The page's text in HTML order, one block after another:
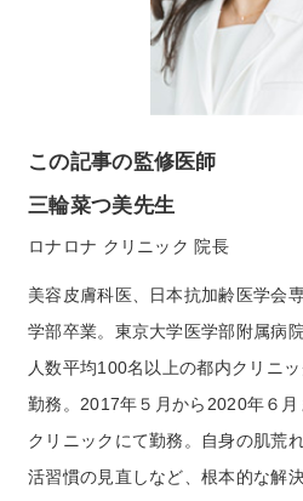
美肌ステファニー
PHYSIOGEL
バーチャル工場見学
ヘルプ
この記事の監修医師
三輪菜つ美先生
ロナロナ クリニック 院長
美容皮膚科医、日本抗加齢医学会
学部卒業。東京大学医学部附属病
人数平均100名以上の都内クリニ
勤務。2017年５月から2020年６
クリニックにて勤務。自身の肌荒
活習慣の見直しなど、根本的な解